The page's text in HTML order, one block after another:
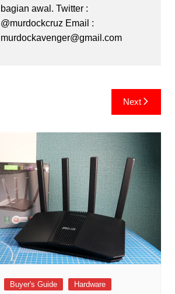
bagian awal. Twitter :
@murdockcruz Email :
murdockavenger@gmail.com
Next
Buyer's Guide
Hardware